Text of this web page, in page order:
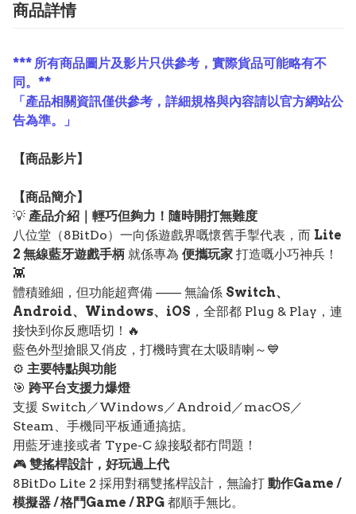
商品詳情
*** 所有商品圖片及影片只供參考，實際貨品可能略有不
同。**
「產品相關資訊僅供參考，詳細規格與內容請以官方網站公
告為準。」
【商品影片】
【商品簡介】
💡 產品介紹｜輕巧但夠力！隨時開打無難度
八位堂（8BitDo）一向係遊戲界嘅懷舊手掣代表，而 Lite
2 無線藍牙遊戲手柄 就係專為 便攜玩家 打造嘅小巧神兵！
👾
體積雖細，但功能超齊備 —— 無論係 Switch、
Android、Windows、iOS ，全部都 Plug & Play，連
接快到你反應唔切！🔥
藍色外型搶眼又俏皮，打機時實在太吸睛喇～💙
⚙️ 主要特點與功能
🎯 跨平台支援力爆燈
支援 Switch／Windows／Android／macOS／
Steam、手機同平板通通搞掂。
用藍牙連接或者 Type-C 線接駁都冇問題！
🎮 雙搖桿設計，好玩過上代
8BitDo Lite 2 採用對稱雙搖桿設計，無論打 動作Game /
模擬器 / 格鬥Game / RPG 都順手無比。